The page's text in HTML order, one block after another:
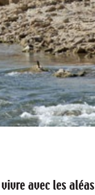
avec les aléas